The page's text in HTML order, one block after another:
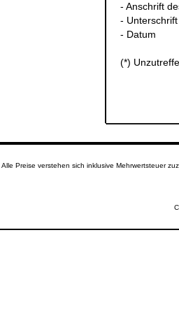
- Anschrift
-
- Datum
(*)
Alle Preise verstehen sich inklusive Mehrwertsteuer